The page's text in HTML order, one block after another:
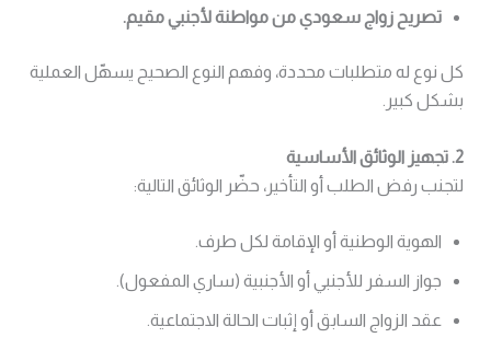
تصريح زواج سعودي من مواطنة لأجنبي مقيم.
كل نوع له متطلبات محددة، وفهم النوع الصحيح يسهّل العملية
بشكل كبير.
2. تجهيز الوثائق الأساسية
لتجنب رفض الطلب أو التأخير، حضّر الوثائق التالية:
الهوية الوطنية أو الإقامة لكل طرف.
جواز السفر للأجنبي أو الأجنبية (ساري المفعول).
عقد الزواج السابق أو إثبات الحالة الاجتماعية.